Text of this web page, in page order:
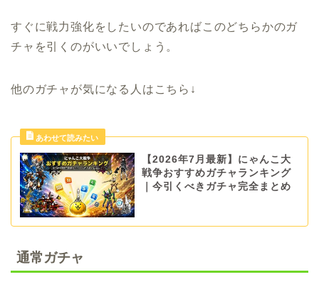
すぐに戦力強化をしたいのであればこのどちらかのガ
チャを引くのがいいでしょう。
他のガチャが気になる人はこちら↓
【2026年7月最新】にゃんこ大
戦争おすすめガチャランキング
｜今引くべきガチャ完全まとめ
通常ガチャ